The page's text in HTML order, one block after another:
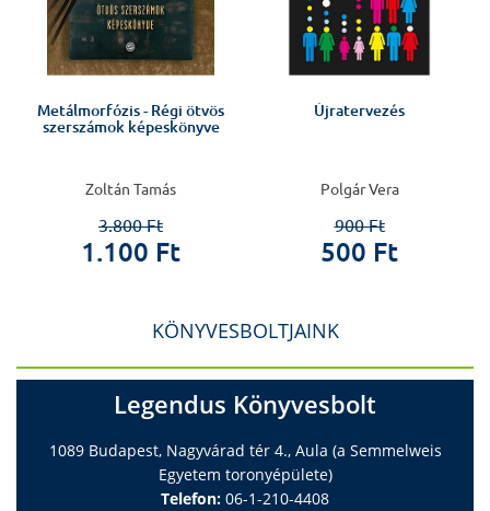
Metálmorfózis - Régi ötvös
szerszámok képeskönyve
Zoltán Tamás
3.800 Ft
1.100 Ft
Újratervezés
Polgár Vera
900 Ft
500 Ft
KÖNYVESBOLTJAINK
Legendus Könyvesbolt
1089 Budapest, Nagyvárad tér 4., Aula (a Semmelweis
Egyetem toronyépülete)
Telefon: 06-1-210-4408